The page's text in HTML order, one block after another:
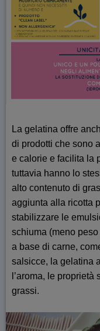
La gelatina offre
di prodotti che sono
e calorie e facilita la
tuttavia hanno lo
alto contenuto di
aggiunta alla ricotta
stabilizzare le
schiuma (meno
a base di carne,
salsicce, la gelatina
l’aroma, le
grassi.